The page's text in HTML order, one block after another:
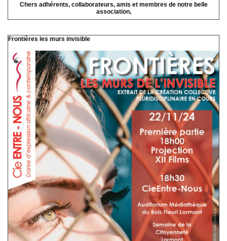
Chers adhérents, collaborateurs, amis et membres de notre belle
association,
Frontières les murs invisible